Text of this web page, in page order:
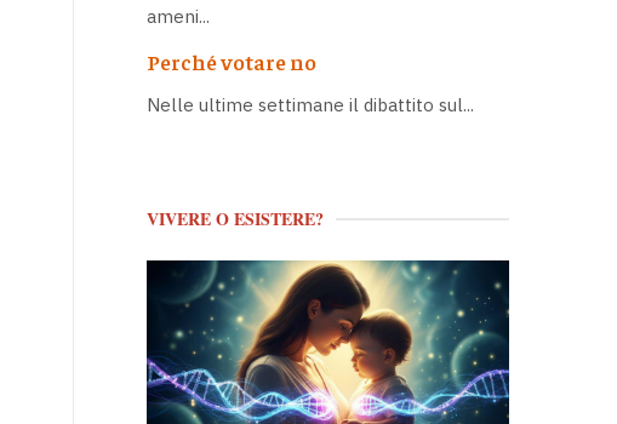
ameni...
Perché votare no
Nelle ultime settimane il dibattito sul...
VIVERE O ESISTERE?